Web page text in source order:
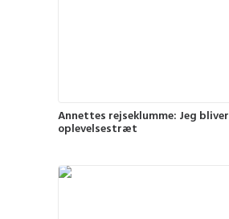
Annettes rejseklumme: Jeg bliver
oplevelsestræt